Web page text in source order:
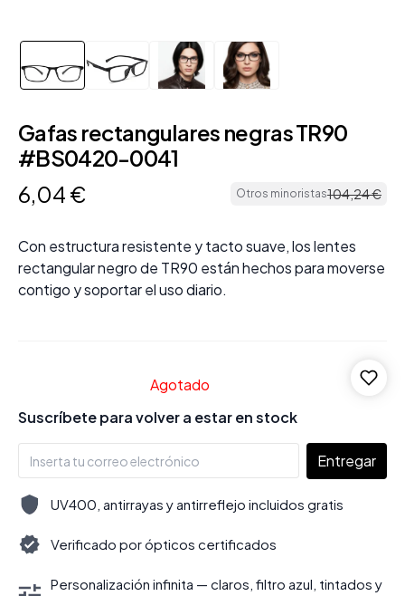
Gafas rectangulares negras TR90
#BS0420-0041
6,04 € Otros minoristas104,24€
Con estructura resistente y tacto suave, los lentes
rectangular negro de TR90 están hechos para moverse
contigo y soportar el uso diario.
Agotado
Suscríbete para volver a estar en stock
Entregar
UV400, antirrayas y antirreflejo incluidos gratis
Verificado por ópticos certificados
Personalización infinita — claros, filtro azul, tintados y